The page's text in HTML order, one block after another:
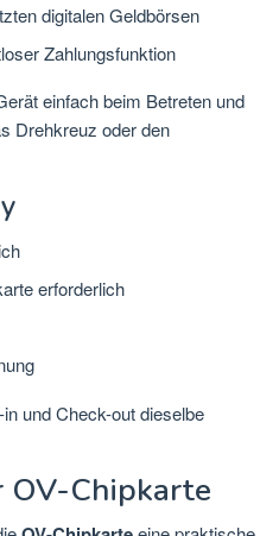
digitalen Geldbörsen
Zahlungsfunktion
einfach beim Betreten und
Drehkreuz oder den
erforderlich
und Check-out dieselbe
OV-Chipkarte